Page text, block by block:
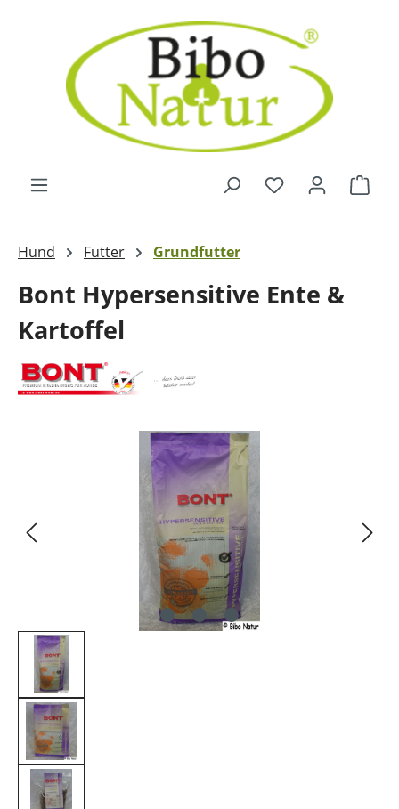
Zum Hauptinhalt springen
Hund Futter Grundfutter
Bont Hypersensitive Ente &
Kartoffel
Bildergalerie überspringen